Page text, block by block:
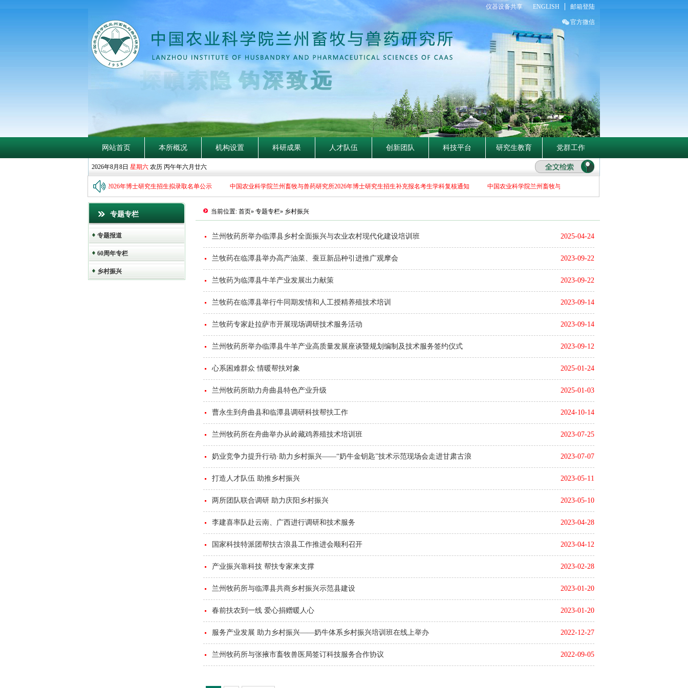
仪器设备共享 ENGLISH 邮箱登陆
官方微信
钩深致远
网站首页 本所概况 机构设置 科研成果 人才队伍 创新团队 科技平台 研究生教育 党群工作
2026年8月8日 星期六 农历 丙午年六月廿六
国农业科学院兰州畜牧与兽药研究所2026年博士研究生招生拟录取名单公示 中国农业科学院兰州畜牧与兽药研究所2026年博士研究生招生补充报名考生学科复核通知 中国农业科学院兰州畜牧与兽药研究所关于2026年博士招生补充报名初选
专题专栏
专题报道
60周年专栏
乡村振兴
当前位置: 首页» 专题专栏» 乡村振兴
兰州牧药所举办临潭县乡村全面振兴与农业农村现代化建设培训班 2025-04-24
兰牧药在临潭县举办高产油菜、蚕豆新品种引进推广观摩会 2023-09-22
兰牧药为临潭县牛羊产业发展出力献策 2023-09-22
兰牧药在临潭县举行牛同期发情和人工授精养殖技术培训 2023-09-14
兰牧药专家赴拉萨市开展现场调研技术服务活动 2023-09-14
兰州牧药所举办临潭县牛羊产业高质量发展座谈暨规划编制及技术服务签约仪式 2023-09-12
心系困难群众 情暖帮扶对象 2025-01-24
兰州牧药所助力舟曲县特色产业升级 2025-01-03
曹永生到舟曲县和临潭县调研科技帮扶工作 2024-10-14
兰州牧药所在舟曲举办从岭藏鸡养殖技术培训班 2023-07-25
奶业竞争力提升行动·助力乡村振兴——“奶牛金钥匙”技术示范现场会走进甘肃古浪 2023-07-07
打造人才队伍 助推乡村振兴 2023-05-11
两所团队联合调研 助力庆阳乡村振兴 2023-05-10
李建喜率队赴云南、广西进行调研和技术服务 2023-04-28
国家科技特派团帮扶古浪县工作推进会顺利召开 2023-04-12
产业振兴靠科技 帮扶专家来支撑 2023-02-28
兰州牧药所与临潭县共商乡村振兴示范县建设 2023-01-20
春前扶农到一线 爱心捐赠暖人心 2023-01-20
服务产业发展 助力乡村振兴——奶牛体系乡村振兴培训班在线上举办 2022-12-27
兰州牧药所与张掖市畜牧兽医局签订科技服务合作协议 2022-09-05